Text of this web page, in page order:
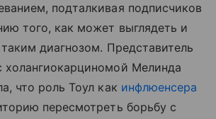
подталкивая подписчиков
того, как может выглядеть и
диагнозом. Представитель
Мелинда
что роль Тоул как инфлюенсера
пересмотреть борьбу с